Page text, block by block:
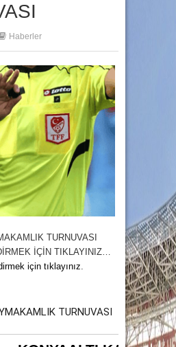
Haberler
TURNUVASI
İÇİN TIKLAYINIZ…
için tıklayınız.